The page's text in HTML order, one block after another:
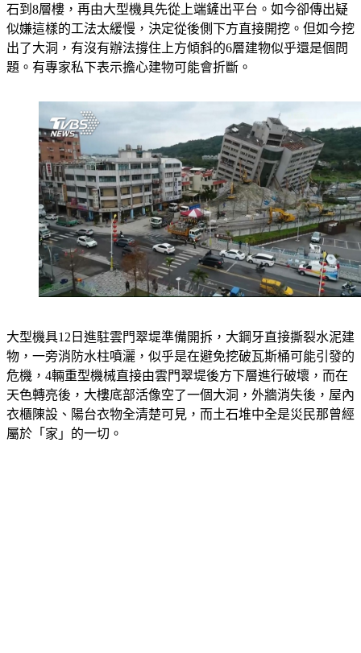
花蓮雲門翠堤大樓從13日傍晚開拆！不過原先說要在前方堆土
石到8層樓，再由大型機具先從上端鏟出平台。如今卻傳出疑
似嫌這樣的工法太緩慢，決定從後側下方直接開挖。但如今挖
出了大洞，有沒有辦法撐住上方傾斜的6層建物似乎還是個問
大型機具12日進駐雲門翠堤準備開拆，大鋼牙直接撕裂水泥建
物，一旁消防水柱噴灑，似乎是在避免挖破瓦斯桶可能引發的
危機，4輛重型機械直接由雲門翠堤後方下層進行破壞，而在
天色轉亮後，大樓底部活像空了一個大洞，外牆消失後，屋內
衣櫃陳設、陽台衣物全清楚可見，而土石堆中全是災民那曾經